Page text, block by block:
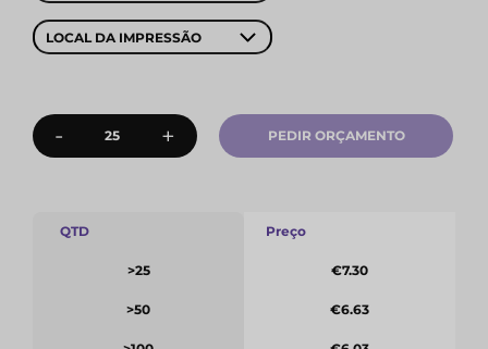
LOCAL DA IMPRESSÃO
- + PEDIR ORÇAMENTO
QTD
>25
>50
Preço
€7.30
€6.63